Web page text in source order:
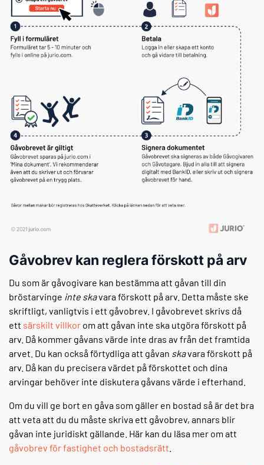
Gåvobrev kan reglera förskott på arv
Du som är gåvogivare kan bestämma att gåvan till din
bröstarvinge inte skavara förskott på arv. Detta måste ske
skriftligt, vanligtvis i ett gåvobrev. I gåvobrevet skrivs då
ett särskilt villkor om att gåvan inte ska utgöra förskott på
arv. Då kommer gåvans värde inte dras av från det framtida
arvet. Du kan också förtydliga att gåvan skavara förskott på
arv. Då kan du precisera värdet på förskottet och dina
arvingar behöver inte diskutera gåvans värde i efterhand.
Om du vill ge bort en gåva som gäller en bostad så är det bra
att veta att du du måste skriva ett gåvobrev, annars blir
gåvan inte juridiskt gällande. Här kan du läsa mer om att
gåvobrev för fastighet och bostadsrätt